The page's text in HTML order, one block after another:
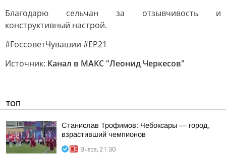
Благодарю сельчан за отзывчивость и
конструктивный настрой.
#ГоссоветЧувашии #ЕР21
Источник: Канал в МАКС "Леонид Черкесов"
ТОП
Станислав Трофимов: Чебоксары — город,
взрастивший чемпионов
Вчера, 21:30